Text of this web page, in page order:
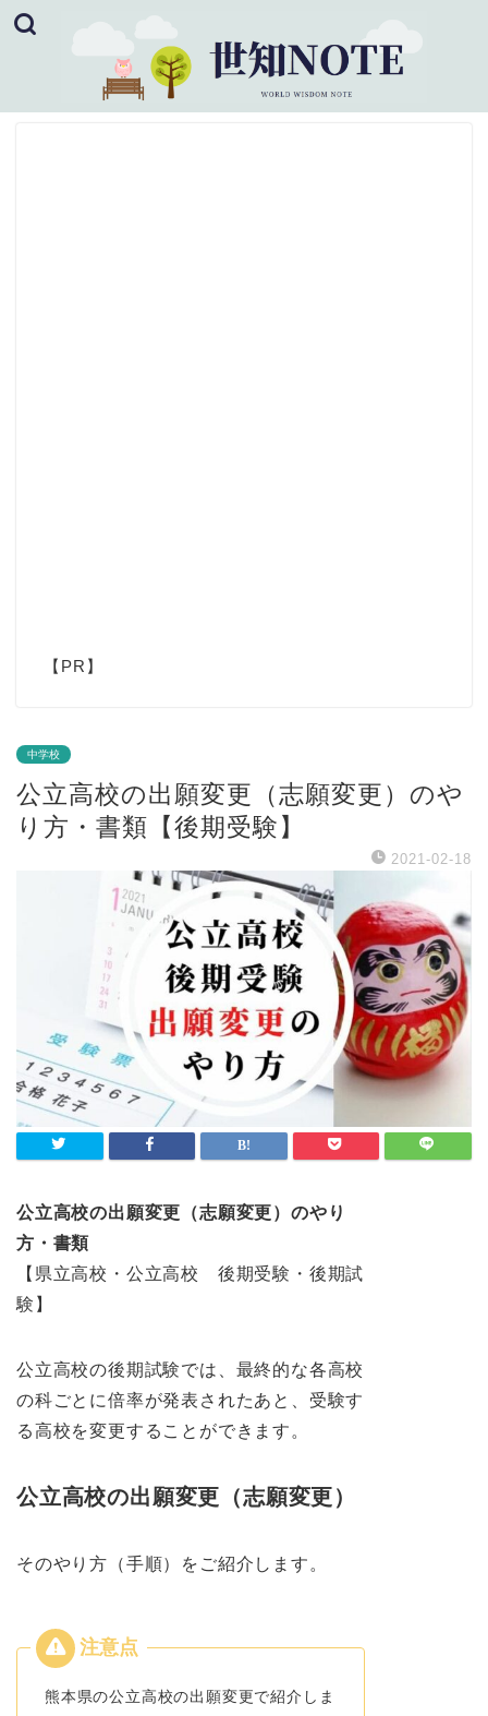
【PR】
中学校
公立高校の出願変更（志願変更）のや
り方・書類【後期受験】
2021-02-18
公立高校の出願変更（志願変更）のやり
方・書類
【県立高校・公立高校 後期受験・後期試
験】
公立高校の後期試験では、最終的な各高校
の科ごとに倍率が発表されたあと、受験す
る高校を変更することができます。
公立高校の出願変更（志願変更）
そのやり方（手順）をご紹介します。
熊本県の公立高校の出願変更で紹介しま